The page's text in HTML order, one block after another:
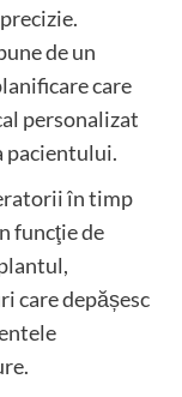
de un
care
personalizat
pacientului.
în timp
funcţie de
care depășesc